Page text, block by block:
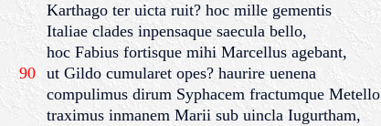
Karthago ter uicta ruit? hoc mille gementis
Italiae clades inpensaque saecula bello,
hoc Fabius fortisque mihi Marcellus agebant,
90 ut Gildo cumularet opes? haurire uenena
compulimus dirum Syphacem fractumque Metello
traximus inmanem Marii sub uincla Iugurtham,